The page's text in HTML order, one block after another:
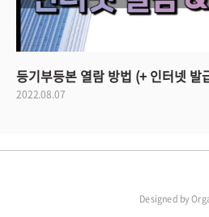
등기부등본 열람 방법 (+ 인터넷 발
2022.08.07
Designed by